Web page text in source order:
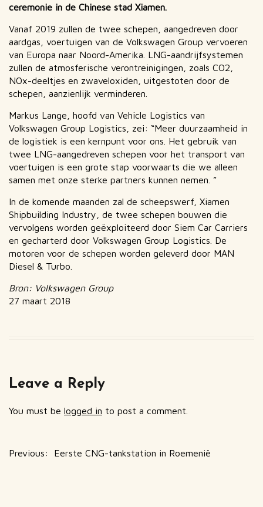
ceremonie in de Chinese stad Xiamen.
Vanaf 2019 zullen de twee schepen, aangedreven door
aardgas, voertuigen van de Volkswagen Group vervoeren
van Europa naar Noord-Amerika. LNG-aandrijfsystemen
zullen de atmosferische verontreinigingen, zoals CO2,
NOx-deeltjes en zwaveloxiden, uitgestoten door de
schepen, aanzienlijk verminderen.
Markus Lange, hoofd van Vehicle Logistics van
Volkswagen Group Logistics, zei: “Meer duurzaamheid in
de logistiek is een kernpunt voor ons. Het gebruik van
twee LNG-aangedreven schepen voor het transport van
voertuigen is een grote stap voorwaarts die we alleen
samen met onze sterke partners kunnen nemen. ”
In de komende maanden zal de scheepswerf, Xiamen
Shipbuilding Industry, de twee schepen bouwen die
vervolgens worden geëxploiteerd door Siem Car Carriers
en gecharterd door Volkswagen Group Logistics. De
motoren voor de schepen worden geleverd door MAN
Diesel & Turbo.
Bron: Volkswagen Group
27 maart 2018
Leave a Reply
You must be logged in to post a comment.
Previous:
Previous
Eerste CNG-tankstation in Roemenië